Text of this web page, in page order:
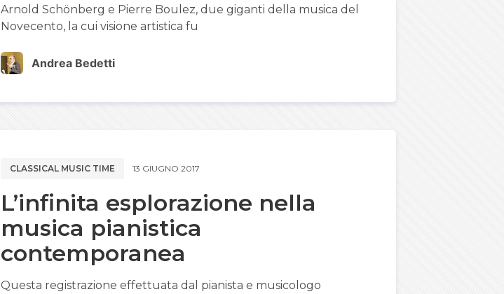
Arnold Schönberg e Pierre Boulez, due giganti della musica del
Novecento, la cui visione artistica fu
Andrea Bedetti
CLASSICAL MUSIC TIME 13 GIUGNO 2017
L’infinita esplorazione nella
musica pianistica
contemporanea
Questa registrazione effettuata dal pianista e musicologo